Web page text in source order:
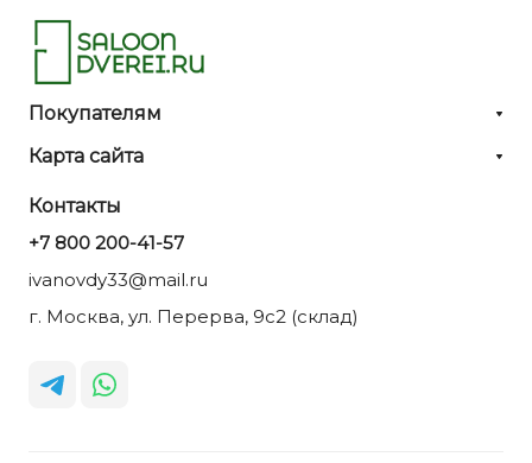
Покупателям
Карта сайта
Контакты
+7 800 200-41-57
ivanovdy33@mail.ru
г. Москва, ул. Перерва, 9с2 (склад)